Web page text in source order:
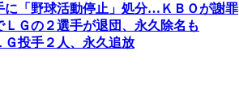
に「野球活動停止」処分…ＫＢＯが謝罪
Ｇの２選手が退団、永久除名も
Ｇ投手２人、永久追放